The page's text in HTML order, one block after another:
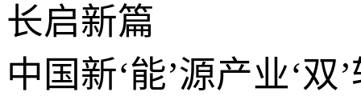
长启新篇
中国新‘能’源产业‘